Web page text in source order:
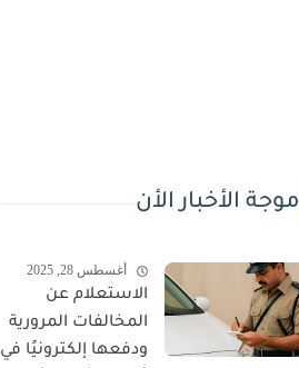
موجة الأخبار الأن
أغسطس 28, 2025
الاستعلام عن
المخالفات المرورية
ودفعها إلكترونيًا في